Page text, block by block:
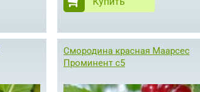
Смородина красная Маарсес
Проминент с5